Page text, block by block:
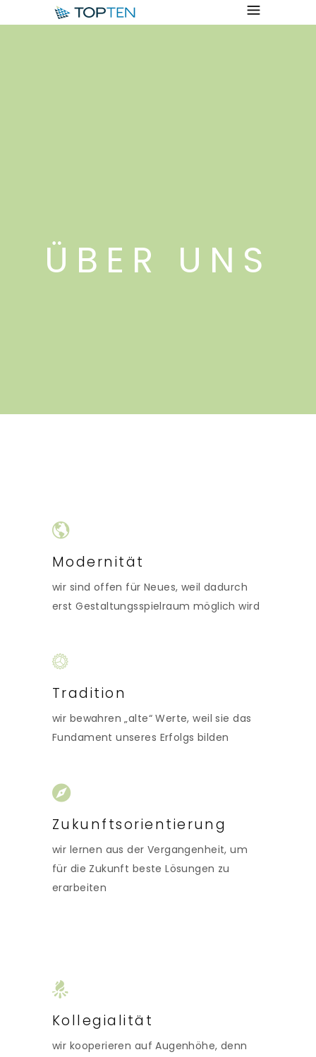
ÜBER UNS
Modernität
wir sind offen für Neues, weil dadurch
erst Gestaltungsspielraum möglich wird
Tradition
wir bewahren „alte“ Werte, weil sie das
Fundament unseres Erfolgs bilden
Zukunftsorientierung
wir lernen aus der Vergangenheit, um
für die Zukunft beste Lösungen zu
erarbeiten
Kollegialität
wir kooperieren auf Augenhöhe, denn